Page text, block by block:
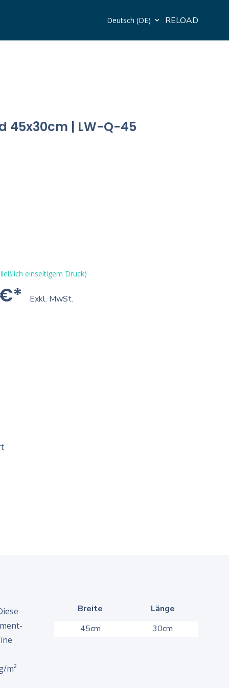
Deutsch (DE) RELOAD
45x30cm | LW-Q-45
einseitigem Druck)
Exkl. MwSt.
m²
Breite
Länge
45cm
30cm